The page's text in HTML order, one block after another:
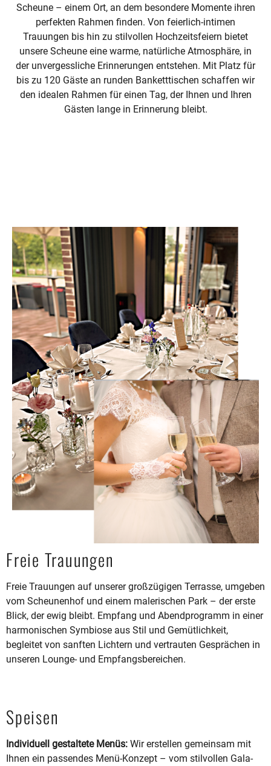
Scheune – einem Ort, an dem besondere Momente ihren
perfekten Rahmen finden. Von feierlich-intimen
Trauungen bis hin zu stilvollen Hochzeitsfeiern bietet
unsere Scheune eine warme, natürliche Atmosphäre, in
der unvergessliche Erinnerungen entstehen. Mit Platz für
bis zu 120 Gäste an runden Banketttischen schaffen wir
den idealen Rahmen für einen Tag, der Ihnen und Ihren
Gästen lange in Erinnerung bleibt.
Freie Trauungen
Freie Trauungen auf unserer großzügigen Terrasse, umgeben
vom Scheunenhof und einem malerischen Park – der erste
Blick, der ewig bleibt. Empfang und Abendprogramm in einer
harmonischen Symbiose aus Stil und Gemütlichkeit,
begleitet von sanften Lichtern und vertrauten Gesprächen in
unseren Lounge- und Empfangsbereichen.
Speisen
Individuell gestaltete Menüs: Wir erstellen gemeinsam mit
Ihnen ein passendes Menü-Konzept – vom stilvollen Gala-